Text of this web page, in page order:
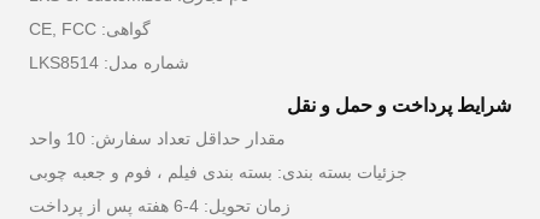
گواهی: CE, FCC
شماره مدل: LKS8514
شرایط پرداخت و حمل و نقل
مقدار حداقل تعداد سفارش: 10 واحد
جزئیات بسته بندی: بسته بندی فیلم ، فوم و جعبه چوبی
زمان تحویل: 4-6 هفته پس از پرداخت